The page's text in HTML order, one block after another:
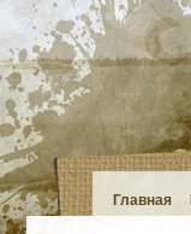
Главная